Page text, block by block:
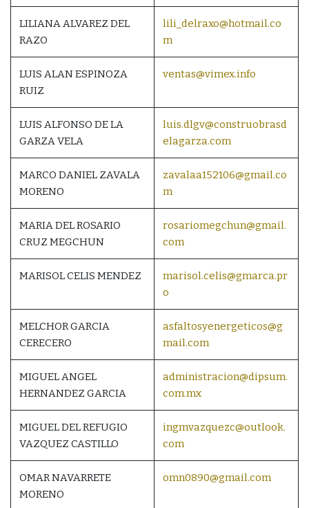
LILIANA ALVAREZ DEL
RAZO
lili_delraxo@hotmail.co
m
LUIS ALAN ESPINOZA
RUIZ
ventas@vimex.info
LUIS ALFONSO DE LA
GARZA VELA
luis.dlgv@construobrasd
elagarza.com
MARCO DANIEL ZAVALA
MORENO
zavalaa152106@gmail.co
m
MARIA DEL ROSARIO
CRUZ MEGCHUN
rosariomegchun@gmail.
com
MARISOL CELIS MENDEZ
marisol.celis@gmarca.pr
o
MELCHOR GARCIA
CERECERO
asfaltosyenergeticos@g
mail.com
MIGUEL ANGEL
HERNANDEZ GARCIA
administracion@dipsum.
com.mx
MIGUEL DEL REFUGIO
VAZQUEZ CASTILLO
ingmvazquezc@outlook.
com
OMAR NAVARRETE
MORENO
omn0890@gmail.com